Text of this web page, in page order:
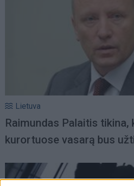
Lietuva
Raimundas Palaitis tikina,
kurortuose vasarą bus